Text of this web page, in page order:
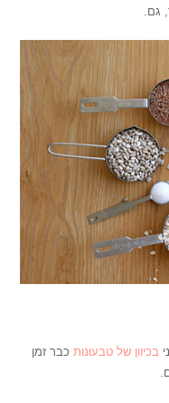
גם.
בכיוון של טבעונות כבר זמן